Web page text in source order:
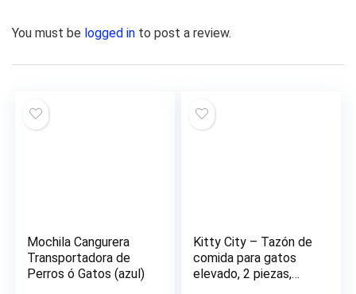
You must be logged in to post a review.
Mochila Cangurera
Transportadora de
Perros ó Gatos (azul)
Kitty City – Tazón de
comida para gatos
elevado, 2 piezas,